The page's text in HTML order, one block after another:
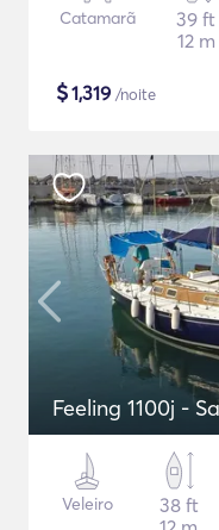
Catamarã
39 ft
12 m
$1,319 /noite
Feeling 1100j -
Veleiro
38 ft